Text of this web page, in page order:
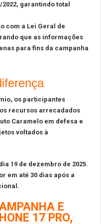
2022, garantindo total
com a Lei Geral de
que as informações
para fins da campanha
os participantes
recursos arrecadados
Caramelo em defesa e
voltados à
19 de dezembro de 2025.
em até 30 dias após a
E
17 PRO,